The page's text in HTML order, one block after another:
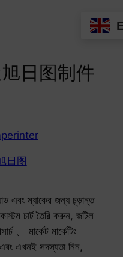
极旭日图制件
日图
এবং ম্যাকের জন্য চূড়ান্ত
চার্ট তৈরি করুন, জটিল
、 মার্কেট মার্কেটিং
এখনই সদস্যতা নিন,